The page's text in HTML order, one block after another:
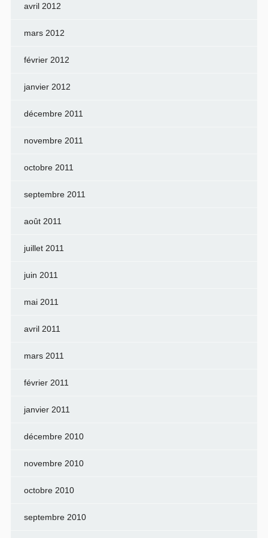
avril 2012
mars 2012
février 2012
janvier 2012
décembre 2011
novembre 2011
octobre 2011
septembre 2011
août 2011
juillet 2011
juin 2011
mai 2011
avril 2011
mars 2011
février 2011
janvier 2011
décembre 2010
novembre 2010
octobre 2010
septembre 2010